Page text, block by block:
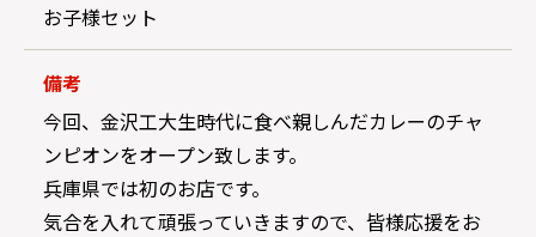
お子様セット
備考
今回、金沢工大生時代に食べ親しんだカレーのチャ
ンピオンをオープン致します。
兵庫県では初のお店です。
気合を入れて頑張っていきますので、皆様応援をお